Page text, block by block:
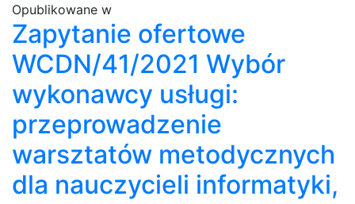
Opublikowane w
Zapytanie ofertowe
WCDN/41/2021 Wybór
wykonawcy usługi:
przeprowadzenie
warsztatów metodycznych
dla nauczycieli informatyki,